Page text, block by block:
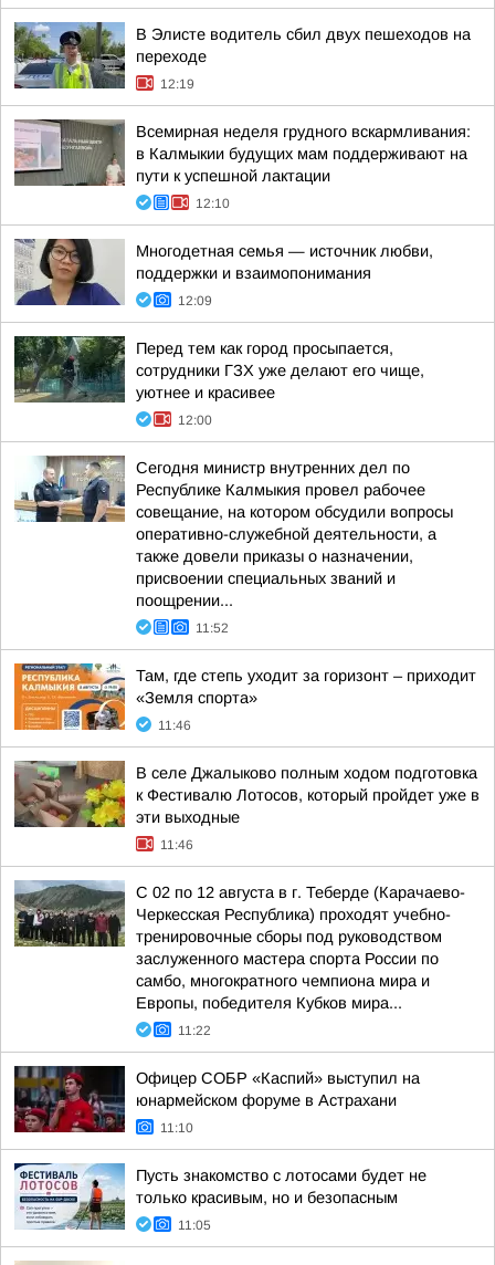
В Элисте водитель сбил двух пешеходов на
переходе
12:19
Всемирная неделя грудного вскармливания:
в Калмыкии будущих мам поддерживают на
пути к успешной лактации
12:10
Многодетная семья — источник любви,
поддержки и взаимопонимания
12:09
Перед тем как город просыпается,
сотрудники ГЗХ уже делают его чище,
уютнее и красивее
12:00
Сегодня министр внутренних дел по
Республике Калмыкия провел рабочее
совещание, на котором обсудили вопросы
оперативно-служебной деятельности, а
также довели приказы о назначении,
присвоении специальных званий и
поощрении...
11:52
Там, где степь уходит за горизонт – приходит
«Земля спорта»
11:46
В селе Джалыково полным ходом подготовка
к Фестивалю Лотосов, который пройдет уже в
эти выходные
11:46
С 02 по 12 августа в г. Теберде (Карачаево-
Черкесская Республика) проходят учебно-
тренировочные сборы под руководством
заслуженного мастера спорта России по
самбо, многократного чемпиона мира и
Европы, победителя Кубков мира...
11:22
Офицер СОБР «Каспий» выступил на
юнармейском форуме в Астрахани
11:10
Пусть знакомство с лотосами будет не
только красивым, но и безопасным
11:05